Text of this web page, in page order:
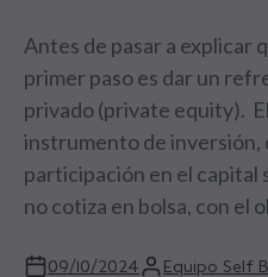
Antes de pasar a explicar
primer paso es dar un
privado (private equity).
instrumento de inversión,
participación en el capital
no cotiza en bolsa, con el
09/10/2024 Equipo Self